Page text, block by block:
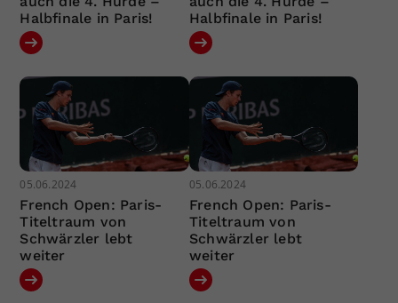
Halbfinale in Paris!
Halbfinale in Paris!
05.06.2024
French Open: Paris-
Titeltraum von
Schwärzler lebt
weiter
05.06.2024
French Open: Paris-
Titeltraum von
Schwärzler lebt
weiter